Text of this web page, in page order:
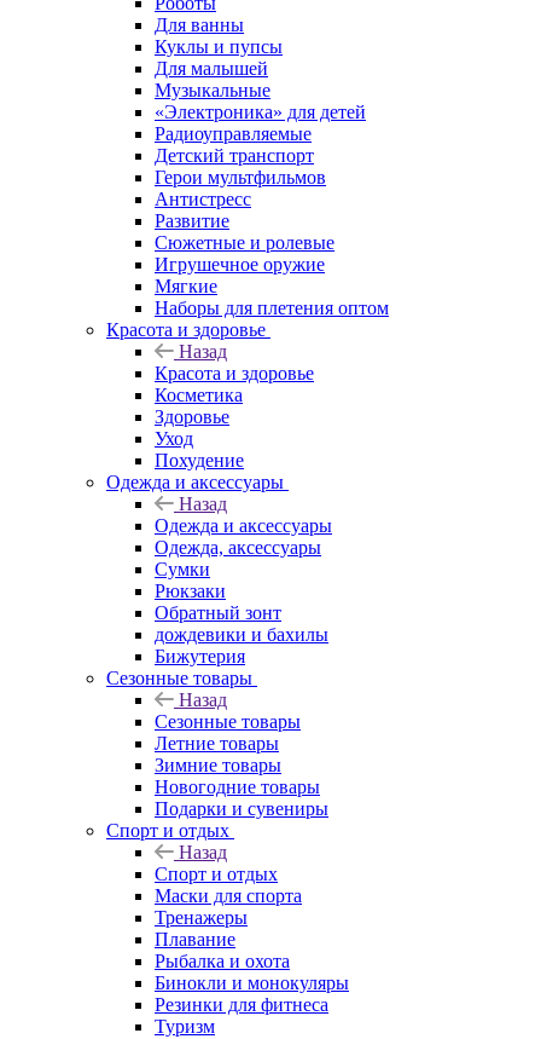
Для ванны
Куклы и пупсы
Для малышей
Музыкальные
«Электроника» для детей
Радиоуправляемые
Детский транспорт
Герои мультфильмов
Антистресс
Развитие
Сюжетные и ролевые
Игрушечное оружие
Мягкие
Наборы для плетения оптом
Красота и здоровье
Назад
Красота и здоровье
Косметика
Здоровье
Уход
Похудение
Одежда и аксессуары
Назад
Одежда и аксессуары
Одежда, аксессуары
Сумки
Рюкзаки
Обратный зонт
дождевики и бахилы
Бижутерия
Сезонные товары
Назад
Сезонные товары
Летние товары
Зимние товары
Новогодние товары
Подарки и сувениры
Спорт и отдых
Назад
Спорт и отдых
Маски для спорта
Тренажеры
Плавание
Рыбалка и охота
Бинокли и монокуляры
Резинки для фитнеса
Туризм